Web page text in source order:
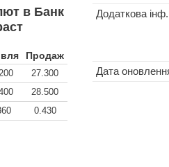
в Банк
Продаж
27.300
28.500
0.430
Додаткова інф.
Дата